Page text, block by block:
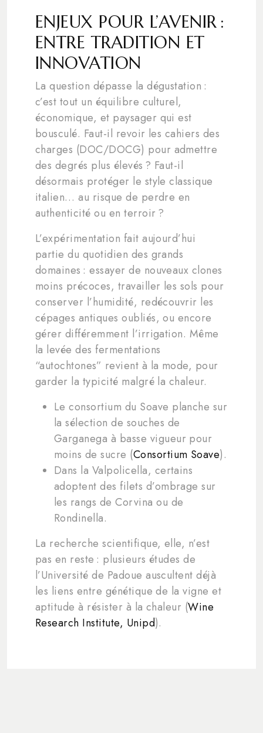
ENJEUX POUR L’AVENIR :
ENTRE TRADITION ET
INNOVATION
La question dépasse la dégustation :
c’est tout un équilibre culturel,
économique, et paysager qui est
bousculé. Faut-il revoir les cahiers des
charges (DOC/DOCG) pour admettre
des degrés plus élevés ? Faut-il
désormais protéger le style classique
italien… au risque de perdre en
authenticité ou en terroir ?
L’expérimentation fait aujourd’hui
partie du quotidien des grands
domaines : essayer de nouveaux clones
moins précoces, travailler les sols pour
conserver l’humidité, redécouvrir les
cépages antiques oubliés, ou encore
gérer différemment l’irrigation. Même
la levée des fermentations
“autochtones” revient à la mode, pour
garder la typicité malgré la chaleur.
Le consortium du Soave planche sur
la sélection de souches de
Garganega à basse vigueur pour
moins de sucre (Consortium Soave).
Dans la Valpolicella, certains
adoptent des filets d’ombrage sur
les rangs de Corvina ou de
Rondinella.
La recherche scientifique, elle, n’est
pas en reste : plusieurs études de
l’Université de Padoue auscultent déjà
les liens entre génétique de la vigne et
aptitude à résister à la chaleur (Wine
Research Institute, Unipd).